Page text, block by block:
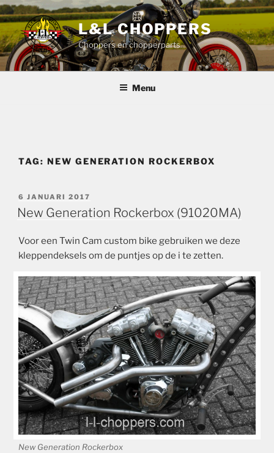
Ga
naar
de
inhoud
L&L CHOPPERS
Choppers en chopperparts
Menu
TAG: NEW GENERATION ROCKERBOX
GEPLAATST
OP
6 JANUARI 2017
New Generation Rockerbox (91020MA)
Voor een Twin Cam custom bike gebruiken we deze
kleppendeksels om de puntjes op de i te zetten.
New Generation Rockerbox